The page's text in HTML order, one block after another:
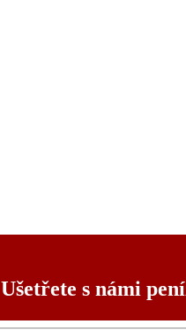
Ušetřete s námi